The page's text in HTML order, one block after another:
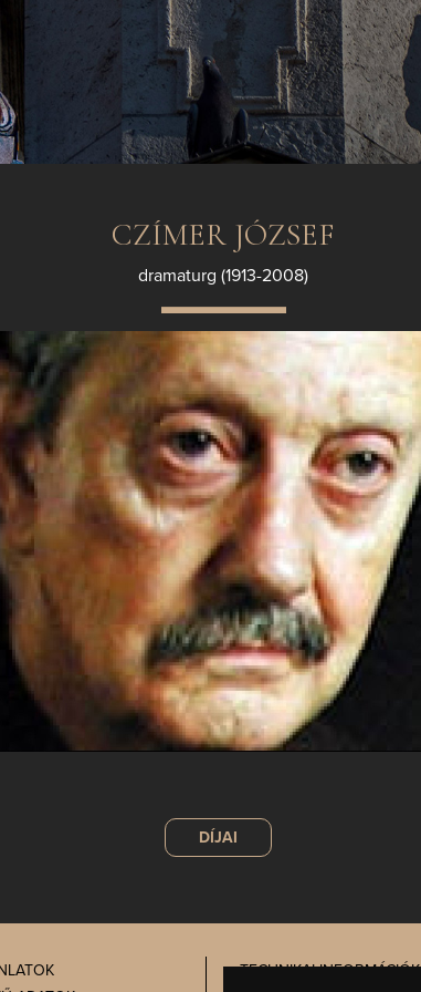
CZÍMER JÓZSEF
dramaturg (1913-2008)
DÍJAI
TECHNIKAI INFORMÁCIÓK